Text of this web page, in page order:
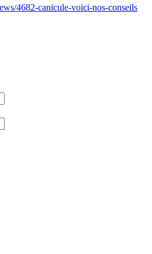
4682-canicule-voici-nos-conseils